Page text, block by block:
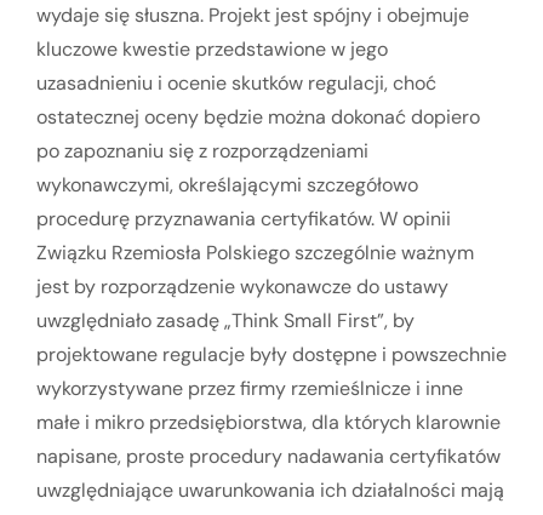
wydaje się słuszna. Projekt jest spójny i obejmuje
kluczowe kwestie przedstawione w jego
uzasadnieniu i ocenie skutków regulacji, choć
ostatecznej oceny będzie można dokonać dopiero
po zapoznaniu się z rozporządzeniami
wykonawczymi, określającymi szczegółowo
procedurę przyznawania certyfikatów. W opinii
Związku Rzemiosła Polskiego szczególnie ważnym
jest by rozporządzenie wykonawcze do ustawy
uwzględniało zasadę „Think Small First”, by
projektowane regulacje były dostępne i powszechnie
wykorzystywane przez firmy rzemieślnicze i inne
małe i mikro przedsiębiorstwa, dla których klarownie
napisane, proste procedury nadawania certyfikatów
uwzględniające uwarunkowania ich działalności mają